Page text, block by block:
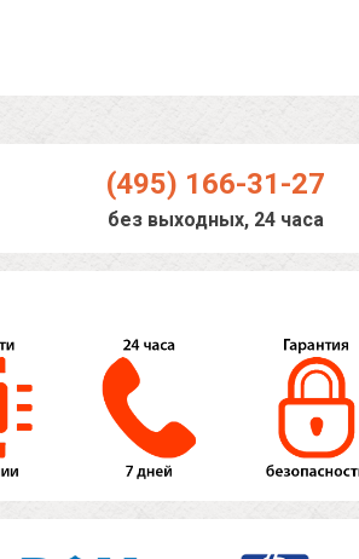
(495) 166-31-27
без выходных, 24 часа